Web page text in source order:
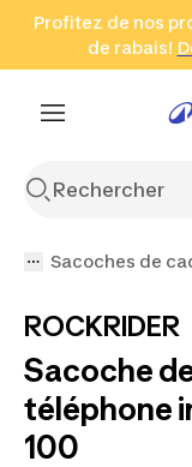
Aller à la
Profitez de nos
de rabais!
en
Sacoches de
ROCKRIDER
Sacoche
téléphone
100